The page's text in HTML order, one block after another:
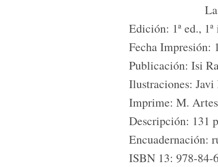
Edición: 1ª ed.,
Fecha Impresión:
Publicación: Isi
Ilustraciones:
Imprime: M.
Descripción: 131
Encuadernación:
ISBN 13: 978-84-